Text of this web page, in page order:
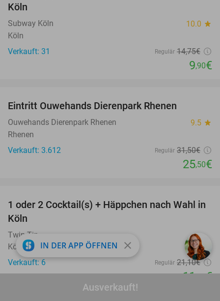
Ausverkauft!
Köln
Subway Köln 10.0 star
Köln
Verkauft: 31
Regulär 14,75€
9,90€
Eintritt Ouwehands Dierenpark Rhenen
Ouwehands Dierenpark Rhenen 9.5 star
Rhenen
Verkauft: 3.612
Regulär 31,50€
25,50€
44%
1 oder 2 Cocktail(s) + Häppchen nach Wahl in
Köln
Twin Tin
Köln
Verkauft: 6
Regulär 21,10€
11 €
IN DER APP ÖFFNEN close